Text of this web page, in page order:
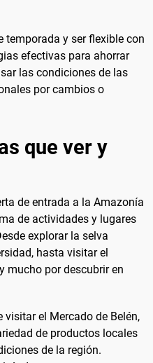
temporada y ser flexible con
efectivas para ahorrar
las condiciones de las
por cambios o
que ver y
de entrada a la Amazonía
de actividades y lugares
explorar la selva
hasta visitar el
mucho por descubrir en
el Mercado de Belén,
de productos locales
de la región.